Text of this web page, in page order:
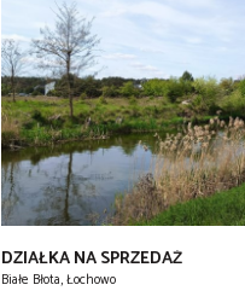
DZIAŁKA NA SPRZEDAŻ
Białe Błota, Łochowo